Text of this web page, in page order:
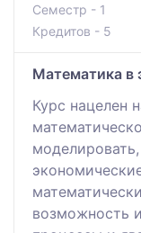
Семестр - 1
Кредитов - 5
Математика в
Курс нацелен
возможность